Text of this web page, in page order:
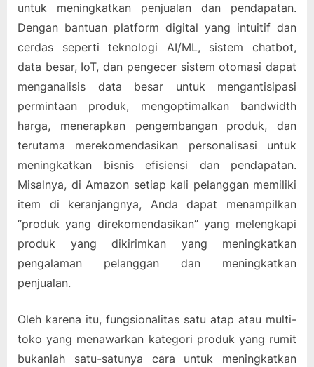
untuk meningkatkan penjualan dan pendapatan.
Dengan bantuan platform digital yang intuitif dan
cerdas seperti teknologi AI/ML, sistem chatbot,
data besar, IoT, dan pengecer sistem otomasi dapat
menganalisis data besar untuk mengantisipasi
permintaan produk, mengoptimalkan bandwidth
harga, menerapkan pengembangan produk, dan
terutama merekomendasikan personalisasi untuk
meningkatkan bisnis efisiensi dan pendapatan.
Misalnya, di Amazon setiap kali pelanggan memiliki
item di keranjangnya, Anda dapat menampilkan
“produk yang direkomendasikan” yang melengkapi
produk yang dikirimkan yang meningkatkan
pengalaman pelanggan dan meningkatkan
penjualan.
Oleh karena itu, fungsionalitas satu atap atau multi-
toko yang menawarkan kategori produk yang rumit
bukanlah satu-satunya cara untuk meningkatkan